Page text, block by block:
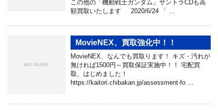
この他の「機動戦士ガンダム」サントラCDも高
額買取いたします 2020/6/24 「 …
MovieNEX、買取強化中！！
MovieNEX、なんでも買取ります！ キズ・汚れが
無ければ1500円～買取保証実施中！！ 宅配買
取、はじめました！
https://kaitori.chibakan.jp/assessment-fo …